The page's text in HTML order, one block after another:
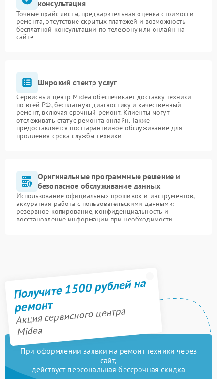
консультация
Точные прайс-листы, предварительная оценка стоимости
ремонта, отсутствие скрытых платежей и возможность
бесплатной консультации по телефону или онлайн на
сайте
Широкий спектр услуг
Сервисный центр Midea обеспечивает доставку техники
по всей РФ, бесплатную диагностику и качественный
ремонт, включая срочный ремонт. Клиенты могут
отслеживать статус ремонта онлайн. Также
предоставляется постгарантийное обслуживание для
продления срока службы техники
Оригинальные программные решение и
безопасное обслуживание данных
Использование официальных прошивок и инструментов,
аккуратная работа с пользовательскими данными:
резервное копирование, конфиденциальность и
восстановление информации при необходимости
Получите 1500 рублей на
ремонт
Акция сервисного центра
Midea
При оформлении заявки на ремонт техники через
сайт,
действует персональная бессрочная скидка